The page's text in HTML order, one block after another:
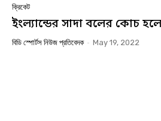
ক্রিকেট
ইংল্যান্ডের সাদা বলের কোচ
বিডি স্পোর্টস নিউজ প্রতিবেদক - May 19, 2022